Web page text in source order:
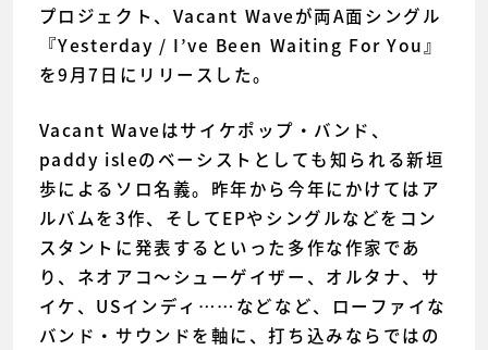
プロジェクト、Vacant Waveが両A面シングル
『Yesterday / I’ve Been Waiting For You』
を9月7日にリリースした。
Vacant Waveはサイケポップ・バンド、
paddy isleのベーシストとしても知られる新垣
歩によるソロ名義。昨年から今年にかけてはア
ルバムを3作、そしてEPやシングルなどをコン
スタントに発表するといった多作な作家であ
り、ネオアコ〜シューゲイザー、オルタナ、サ
イケ、USインディ……などなど、ローファイな
バンド・サウンドを軸に、打ち込みならではの